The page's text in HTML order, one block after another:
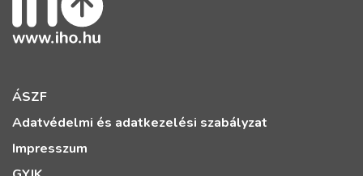
ÁSZF
Adatvédelmi és adatkezelési szabályzat
Impresszum